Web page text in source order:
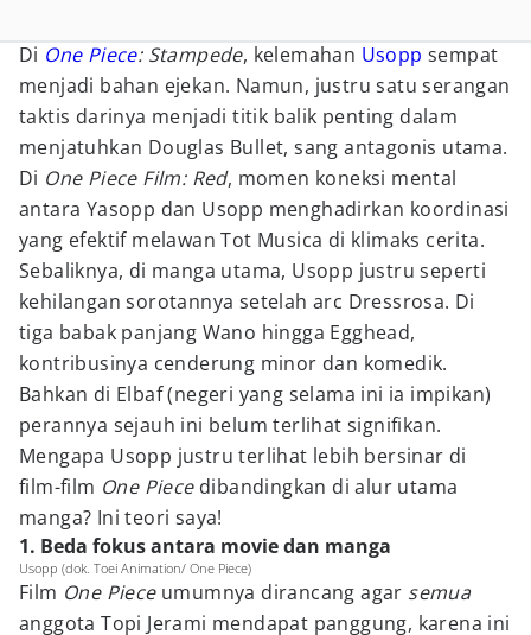
Di One Piece: Stampede, kelemahan Usopp sempat
menjadi bahan ejekan. Namun, justru satu serangan
taktis darinya menjadi titik balik penting dalam
menjatuhkan Douglas Bullet, sang antagonis utama.
Di One Piece Film: Red, momen koneksi mental
antara Yasopp dan Usopp menghadirkan koordinasi
yang efektif melawan Tot Musica di klimaks cerita.
Sebaliknya, di manga utama, Usopp justru seperti
kehilangan sorotannya setelah arc Dressrosa. Di
tiga babak panjang Wano hingga Egghead,
kontribusinya cenderung minor dan komedik.
Bahkan di Elbaf (negeri yang selama ini ia impikan)
perannya sejauh ini belum terlihat signifikan.
Mengapa Usopp justru terlihat lebih bersinar di
film-film One Piecedibandingkan di alur utama
manga? Ini teori saya!
1. Beda fokus antara movie dan manga
Usopp (dok. Toei Animation/ One Piece)
Film One Pieceumumnya dirancang agar semua
anggota Topi Jerami mendapat panggung, karena ini